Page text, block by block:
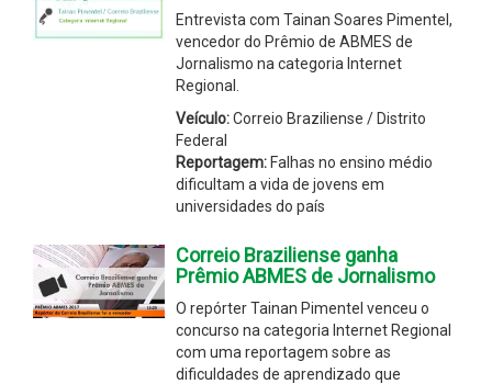
Entrevista com Tainan Soares Pimentel,
vencedor do Prêmio de ABMES de
Jornalismo na categoria Internet
Regional.
Veículo:Correio Braziliense / Distrito
Federal
Reportagem: Falhas no ensino médio
dificultam a vida de jovens em
universidades do país
Correio Braziliense ganha
Prêmio ABMES de Jornalismo
O repórter Tainan Pimentel venceu o
concurso na categoria Internet Regional
com uma reportagem sobre as
dificuldades de aprendizado que